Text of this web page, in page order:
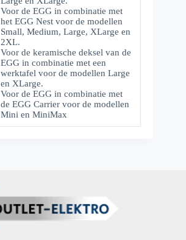
Voor de EGG in combinatie met
het EGG Nest voor de modellen
Small, Medium, Large, XLarge en
2XL.
Voor de keramische deksel van de
EGG in combinatie met een
werktafel voor de modellen Large
en XLarge.
Voor de EGG in combinatie met
de EGG Carrier voor de modellen
Mini en MiniMax